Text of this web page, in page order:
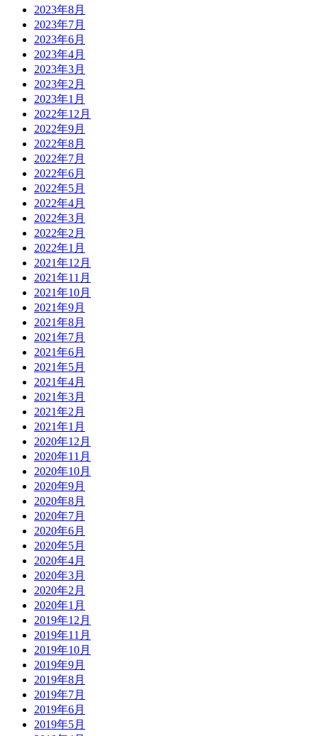
2023年8月
2023年7月
2023年6月
2023年4月
2023年3月
2023年2月
2023年1月
2022年12月
2022年9月
2022年8月
2022年7月
2022年6月
2022年5月
2022年4月
2022年3月
2022年2月
2022年1月
2021年12月
2021年11月
2021年10月
2021年9月
2021年8月
2021年7月
2021年6月
2021年5月
2021年4月
2021年3月
2021年2月
2021年1月
2020年12月
2020年11月
2020年10月
2020年9月
2020年8月
2020年7月
2020年6月
2020年5月
2020年4月
2020年3月
2020年2月
2020年1月
2019年12月
2019年11月
2019年10月
2019年9月
2019年8月
2019年7月
2019年6月
2019年5月